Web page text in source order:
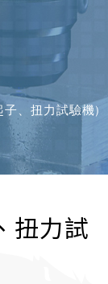
、扭力試驗機)
扭力試